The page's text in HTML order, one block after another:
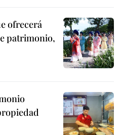
ofrecerá
patrimonio,